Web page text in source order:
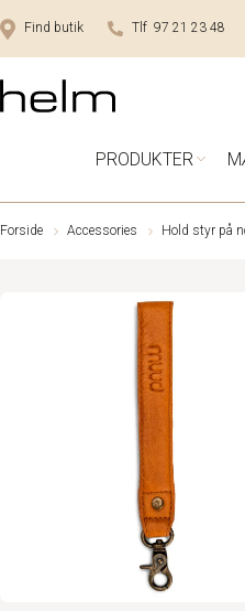
Find butik Tlf 97 21 23 48
PRODUKTER
Forside Accessories Hold styr på